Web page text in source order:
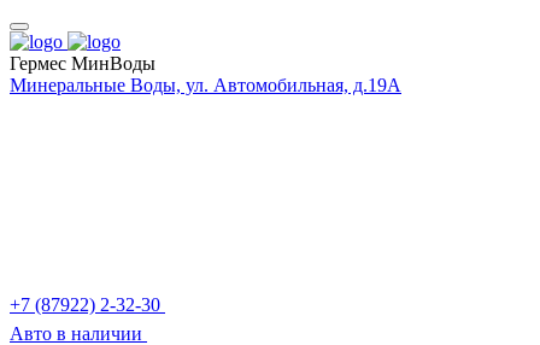
Гермес МинВоды
Минеральные Воды, ул. Автомобильная, д.19А
+7 (87922) 2-32-30
Авто в наличии